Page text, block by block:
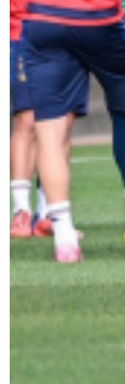
Summer Sale
Mare
Accessori
Party
Outlet
Helan x Genoa
Isolani x Genoa
Gift Card Online Store